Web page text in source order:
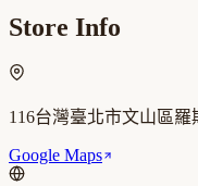
Store Info
116台灣臺北市文山區羅
Google Maps